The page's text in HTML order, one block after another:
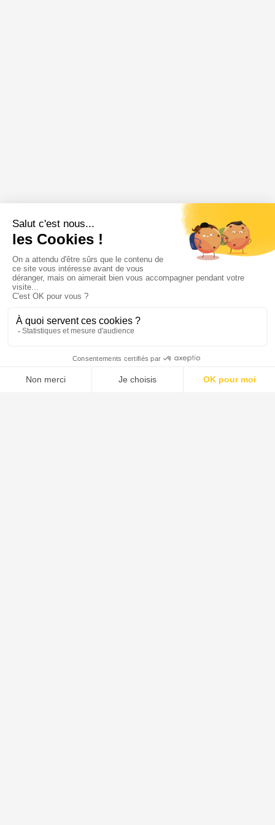
Menu Tupechou Tuchassou Favoris Profil
Ils parlent de nous